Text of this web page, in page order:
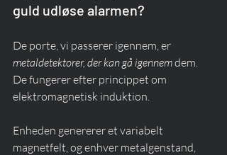
guld udløse alarmen?
De porte, vi passerer igennem, er
metaldetektorer, der kan gå igennem dem.
De fungerer efter princippet om
elektromagnetisk induktion.
Enheden genererer et variabelt
magnetfelt, og enhver metalgenstand,